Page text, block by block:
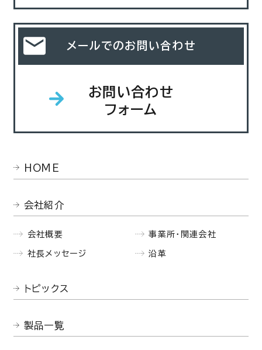
メールでのお問い合わせ
お問い合わせ
フォーム
HOME
会社紹介
会社概要
社長メッセージ
事業所・関連会社
沿革
トピックス
製品一覧